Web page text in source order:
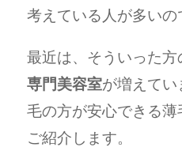
考えている人が多いの
最近は、そういった方
専門美容室が増えてい
毛の方が安心できる
ご紹介します。